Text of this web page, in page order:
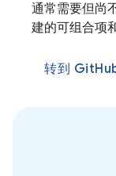
通常需要但尚
建的可组合项
转到